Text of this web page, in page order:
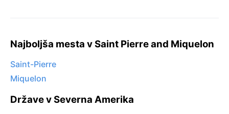
Najboljša mesta v Saint Pierre and Miquelon
Saint-Pierre
Miquelon
Države v Severna Amerika